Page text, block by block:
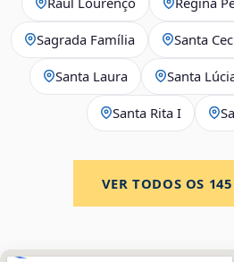
Sagrada Família Santa
Santa Laura Santa
Santa Rita I
VER TODOS OS 145